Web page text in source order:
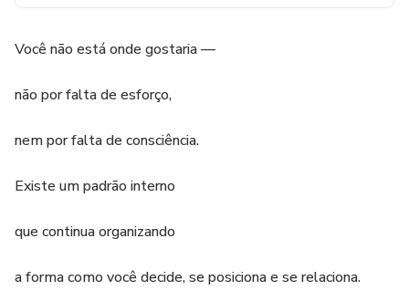
Você não está onde gostaria —
não por falta de esforço,
nem por falta de consciência.
Existe um padrão interno
que continua organizando
a forma como você decide, se posiciona e se relaciona.